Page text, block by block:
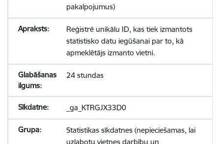
pakalpojumus)
Reģistrē unikālu ID, kas tiek izmantots
statistisko datu iegūšanai par to, kā
apmeklētājs izmanto vietni.
24 stundas
_ga_KTRGJX33D0
Statistikas sīkdatnes (nepieciešamas, lai
uzlabotu vietnes darbību un